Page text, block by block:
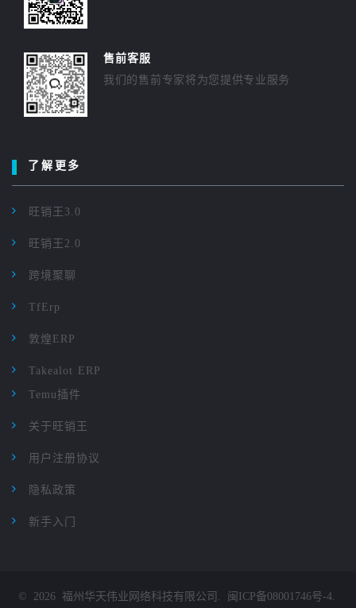
售前客服
我们的售前专家将为您提供专业服务
了解更多
旺销王3.0
旺销王2.0
跨境聚聊
TfErp
敦煌ERP
Takealot ERP
Temu插件
关于旺销王
用户注册协议
隐私政策
新手入门
© 2026 福州华天伟业网络科技有限公司 闽ICP备08001746号-4.